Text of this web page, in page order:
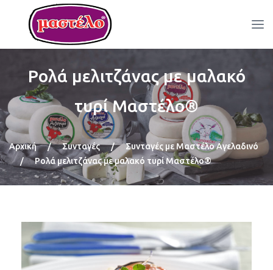
Ρολά μελιτζάνας με μαλακό
τυρί Μαστέλο®
Αρχική / Συνταγές /
Συνταγές με Μαστέλο Αγελαδινό
/
Ρολά μελιτζάνας με μαλακό τυρί Μαστέλο®